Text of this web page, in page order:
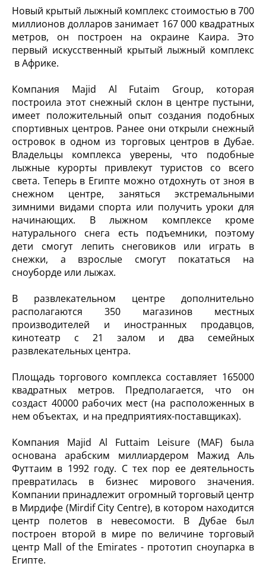
Новый крытый лыжный комплекс стоимостью в 700
миллионов долларов занимает 167 000 квадратных
метров, он построен на окраине Каира. Это
первый искусственный крытый лыжный комплекс
в Африке.
Компания Majid Al Futaim Group, которая
построила этот снежный склон в центре пустыни,
имеет положительный опыт создания подобных
спортивных центров. Ранее они открыли снежный
островок в одном из торговых центров в Дубае.
Владельцы комплекса уверены, что подобные
лыжные курорты привлекут туристов со всего
света. Теперь в Египте можно отдохнуть от зноя в
снежном центре, заняться экстремальными
зимними видами спорта или получить уроки для
начинающих. В лыжном комплексе кроме
натурального снега есть подъемники, поэтому
дети смогут лепить снеговиков или играть в
снежки, а взрослые смогут покататься на
сноуборде или лыжах.
В развлекательном центре дополнительно
располагаются 350 магазинов местных
производителей и иностранных продавцов,
кинотеатр с 21 залом и два семейных
развлекательных центра.
Площадь торгового комплекса составляет 165000
квадратных метров. Предполагается, что он
создаст 40000 рабочих мест (на расположенных в
нем объектах, и на предприятиях-поставщиках).
Компания Majid Al Futtaim Leisure (MAF) была
основана арабским миллиардером Мажид Аль
Футтаим в 1992 году. С тех пор ее деятельность
превратилась в бизнес мирового значения.
Компании принадлежит огромный торговый центр
в Мирдифе (Mirdif City Centre), в котором находится
центр полетов в невесомости. В Дубае был
построен второй в мире по величине торговый
центр Mall of the Emirates - прототип сноупарка в
Египте.